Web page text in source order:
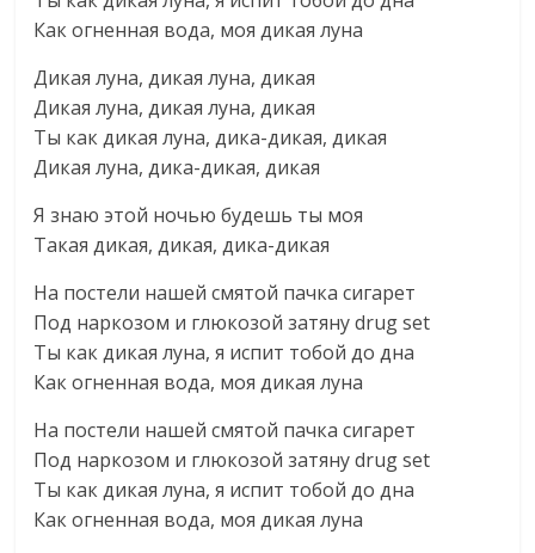
Как огненная вода, моя дикая луна
Дикая луна, дикая луна, дикая
Дикая луна, дикая луна, дикая
Ты как дикая луна, дика-дикая, дикая
Дикая луна, дика-дикая, дикая
Я знаю этой ночью будешь ты моя
Такая дикая, дикая, дика-дикая
На постели нашей смятой пачка сигарет
Под наркозом и глюкозой затяну drug set
Ты как дикая луна, я испит тобой до дна
Как огненная вода, моя дикая луна
На постели нашей смятой пачка сигарет
Под наркозом и глюкозой затяну drug set
Ты как дикая луна, я испит тобой до дна
Как огненная вода, моя дикая луна